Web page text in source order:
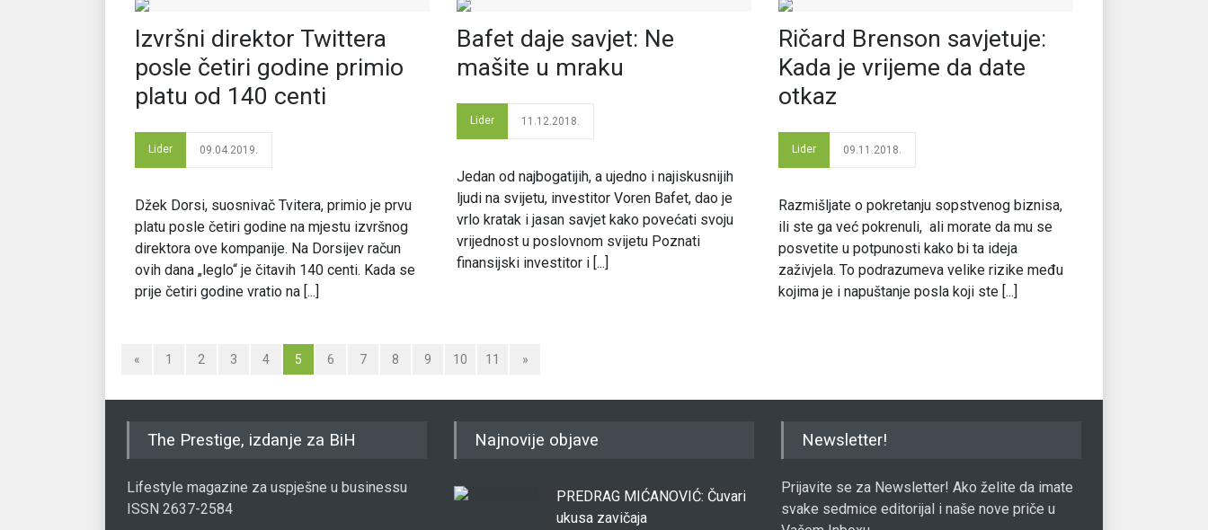
Izvršni direktor Twittera
posle četiri godine primio
platu od 140 centi
Lider 09.04.2019.
Džek Dorsi, suosnivač Tvitera, primio je prvu
platu posle četiri godine na mjestu izvršnog
direktora ove kompanije. Na Dorsijev račun
ovih dana „leglo“ je čitavih 140 centi. Kada se
prije četiri godine vratio na [...]
Bafet daje savjet: Ne
mašite u mraku
Lider 11.12.2018.
Jedan od najbogatijih, a ujedno i najiskusnijih
ljudi na svijetu, investitor Voren Bafet, dao je
vrlo kratak i jasan savjet kako povećati svoju
vrijednost u poslovnom svijetu Poznati
finansijski investitor i [...]
Ričard Brenson savjetuje:
Kada je vrijeme da date
otkaz
Lider 09.11.2018.
Razmišljate o pokretanju sopstvenog biznisa,
ili ste ga već pokrenuli, ali morate da mu se
posvetite u potpunosti kako bi ta ideja
zaživjela. To podrazumeva velike rizike među
kojima je i napuštanje posla koji ste [...]
« 1 2 3 4 5 6 7 8 9 10 11 »
The Prestige, izdanje za BiH
Lifestyle magazine za uspješne u businessu
ISSN 2637-2584
Najnovije objave
PREDRAG MIĆANOVIĆ: Čuvari
ukusa zavičaja
Newsletter!
Prijavite se za Newsletter! Ako želite da imate
svake sedmice editorijal i naše nove priče u